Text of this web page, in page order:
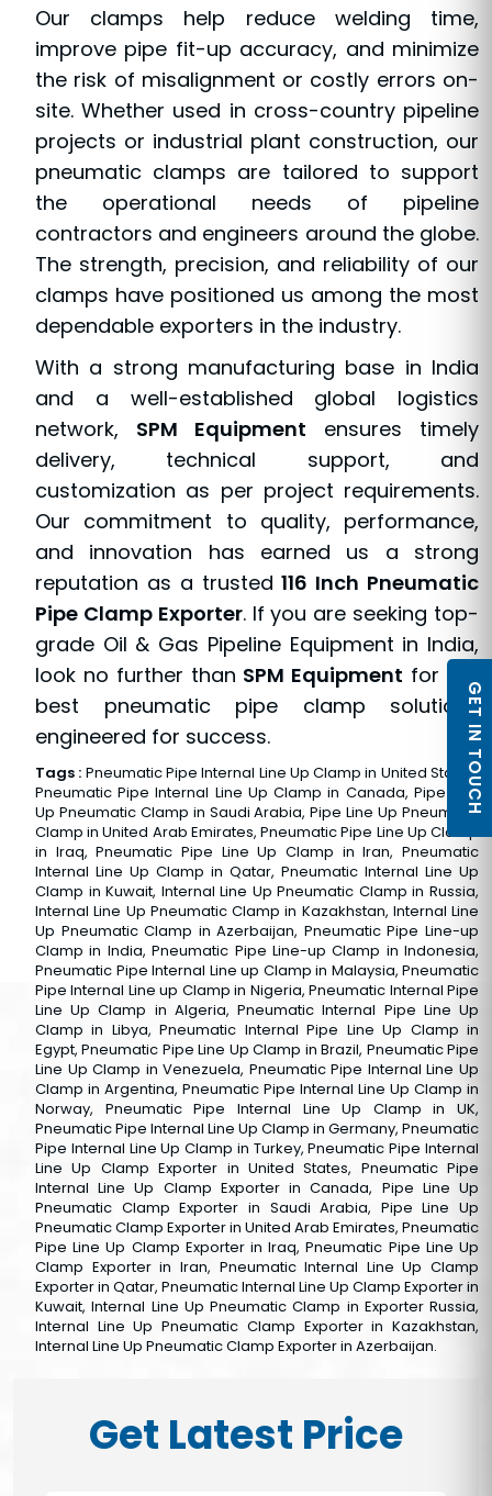
Our clamps help reduce welding time,
improve pipe fit-up accuracy, and minimize
the risk of misalignment or costly errors on-
site. Whether used in cross-country pipeline
projects or industrial plant construction, our
pneumatic clamps are tailored to support
the operational needs of pipeline
contractors and engineers around the globe.
The strength, precision, and reliability of our
clamps have positioned us among the most
dependable exporters in the industry.
With a strong manufacturing base in India
and a well-established global logistics
network, SPM Equipment ensures timely
delivery, technical support, and
customization as per project requirements.
Our commitment to quality, performance,
and innovation has earned us a strong
reputation as a trusted116 Inch Pneumatic
Pipe Clamp Exporter. If you are seeking top-
grade Oil & Gas Pipeline Equipment in India,
look no further than SPM Equipment for the
best pneumatic pipe clamp solutions
engineered for success.
Tags : Pneumatic Pipe Internal Line Up Clamp in United States,
Pneumatic Pipe Internal Line Up Clamp in Canada, Pipe Line
Up Pneumatic Clamp in Saudi Arabia, Pipe Line Up Pneumatic
Clamp in United Arab Emirates, Pneumatic Pipe Line Up Clamp
in Iraq, Pneumatic Pipe Line Up Clamp in Iran, Pneumatic
Internal Line Up Clamp in Qatar, Pneumatic Internal Line Up
Clamp in Kuwait, Internal Line Up Pneumatic Clamp in Russia,
Internal Line Up Pneumatic Clamp in Kazakhstan, Internal Line
Up Pneumatic Clamp in Azerbaijan, Pneumatic Pipe Line-up
Clamp in India, Pneumatic Pipe Line-up Clamp in Indonesia,
Pneumatic Pipe Internal Line up Clamp in Malaysia, Pneumatic
Pipe Internal Line up Clamp in Nigeria, Pneumatic Internal Pipe
Line Up Clamp in Algeria, Pneumatic Internal Pipe Line Up
Clamp in Libya, Pneumatic Internal Pipe Line Up Clamp in
Egypt, Pneumatic Pipe Line Up Clamp in Brazil, Pneumatic Pipe
Line Up Clamp in Venezuela, Pneumatic Pipe Internal Line Up
Clamp in Argentina, Pneumatic Pipe Internal Line Up Clamp in
Norway, Pneumatic Pipe Internal Line Up Clamp in UK,
Pneumatic Pipe Internal Line Up Clamp in Germany, Pneumatic
Pipe Internal Line Up Clamp in Turkey, Pneumatic Pipe Internal
Line Up Clamp Exporter in United States, Pneumatic Pipe
Internal Line Up Clamp Exporter in Canada, Pipe Line Up
Pneumatic Clamp Exporter in Saudi Arabia, Pipe Line Up
Pneumatic Clamp Exporter in United Arab Emirates, Pneumatic
Pipe Line Up Clamp Exporter in Iraq, Pneumatic Pipe Line Up
Clamp Exporter in Iran, Pneumatic Internal Line Up Clamp
Exporter in Qatar, Pneumatic Internal Line Up Clamp Exporter in
Kuwait, Internal Line Up Pneumatic Clamp in Exporter Russia,
Internal Line Up Pneumatic Clamp Exporter in Kazakhstan,
Internal Line Up Pneumatic Clamp Exporter in Azerbaijan.
Get Latest Price
GET IN TOUCH